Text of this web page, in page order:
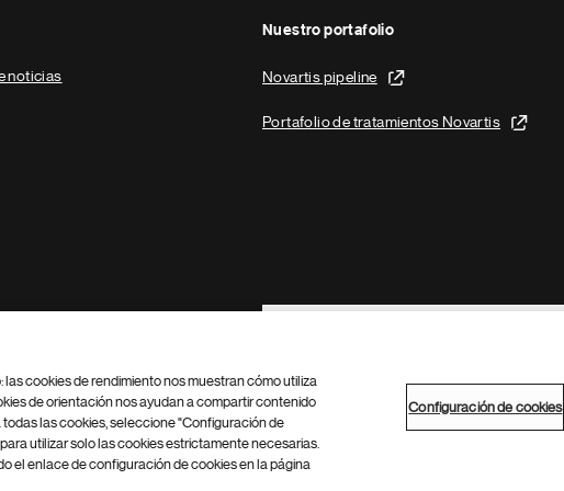
noticias
Nuestro portafolio
Novartis pipeline
Portafolio de tratamientos Novartis
Footer Site Search
Configuración de cookies Mapa del sitio
cookies de rendimiento nos muestran cómo utiliza
de orientación nos ayudan a compartir contenido
las cookies, seleccione "Configuración de
utilizar solo las cookies estrictamente necesarias.
el enlace de configuración de cookies en la página
Configuración de cookies